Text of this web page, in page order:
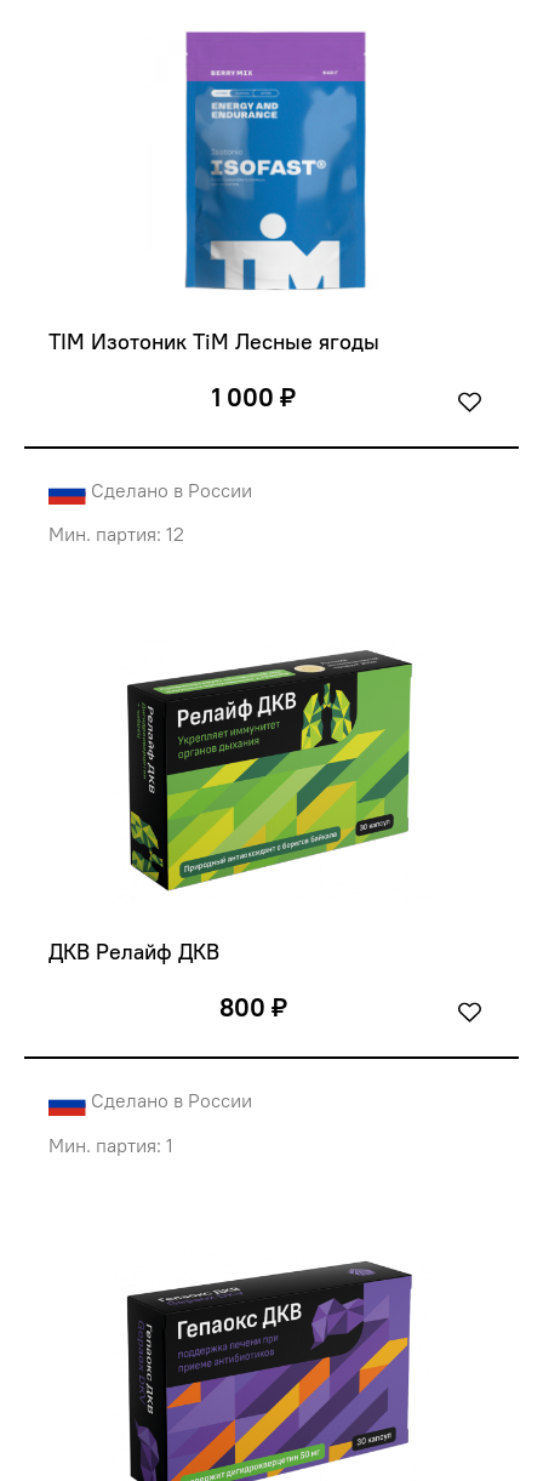
TIM Изотоник TiM Лесные ягоды
1 000 ₽
Сделано в России
Мин. партия: 12
ДКВ Релайф ДКВ
800 ₽
Сделано в России
Мин. партия: 1